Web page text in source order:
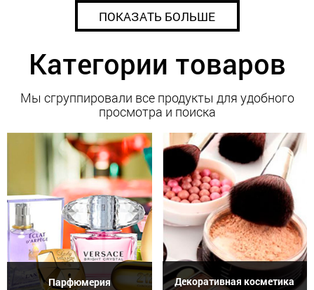
ПОКАЗАТЬ БОЛЬШЕ
Категории товаров
Мы сгруппировали все продукты для удобного
просмотра и поиска
Парфюмерия Декоративная косметика